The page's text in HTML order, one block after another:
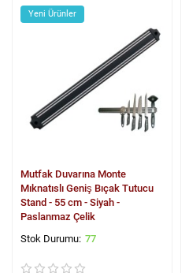
Yeni Ürünler
Mutfak Duvarına Monte
Mıknatıslı Geniş Bıçak Tutucu
Stand - 55 cm - Siyah -
Paslanmaz Çelik
77